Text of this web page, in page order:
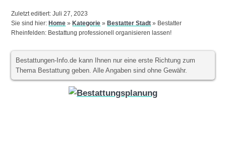
Zuletzt editiert: Juli 27, 2023
Sie sind hier: Home » Kategorie » Bestatter Stadt » Bestatter
Rheinfelden: Bestattung professionell organisieren lassen!
Bestattungen-Info.de kann Ihnen nur eine erste Richtung zum
Thema Bestattung geben. Alle Angaben sind ohne Gewähr.